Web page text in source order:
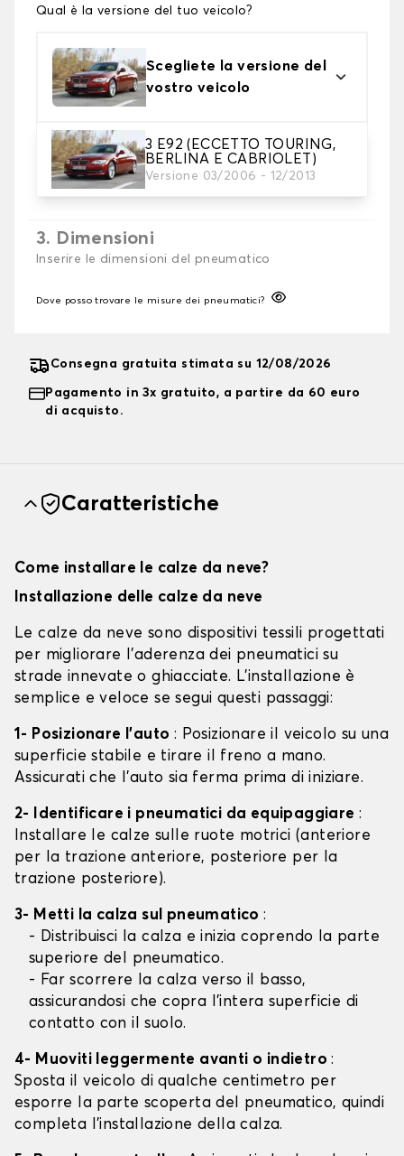
Qual è la versione del tuo veicolo?
Scegliete la versione del
vostro veicolo
3 E92 (ECCETTO TOURING,
BERLINA E CABRIOLET)
Versione 03/2006 - 12/2013
2. Finitura a calza
Scegli le calze da neve adatte alle tue necessità
3. Dimensioni
Inserire le dimensioni del pneumatico
Dove posso trovare le misure dei pneumatici?
Consegna gratuita stimata su 12/08/2026
Pagamento in 3x gratuito, a partire da 60 euro
di acquisto.
Caratteristiche
Come installare le calze da neve?
Installazione delle calze da neve
Le calze da neve sono dispositivi tessili progettati
per migliorare l'aderenza dei pneumatici su
strade innevate o ghiacciate. L'installazione è
semplice e veloce se segui questi passaggi:
1- Posizionare l'auto : Posizionare il veicolo su una
superficie stabile e tirare il freno a mano.
Assicurati che l'auto sia ferma prima di iniziare.
2- Identificare i pneumatici da equipaggiare :
Installare le calze sulle ruote motrici (anteriore
per la trazione anteriore, posteriore per la
trazione posteriore).
3- Metti la calza sul pneumatico:
- Distribuisci la calza e inizia coprendo la parte
superiore del pneumatico.
- Far scorrere la calza verso il basso,
assicurandosi che copra l'intera superficie di
contatto con il suolo.
4- Muoviti leggermente avanti o indietro:
Sposta il veicolo di qualche centimetro per
esporre la parte scoperta del pneumatico, quindi
completa l'installazione della calza.